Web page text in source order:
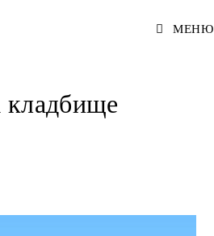
МЕНЮ
кладбище